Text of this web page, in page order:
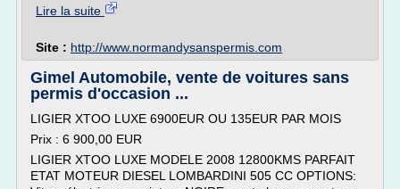
Lire la suite
Site : http://www.normandysanspermis.com
Gimel Automobile, vente de voitures sans
permis d'occasion ...
LIGIER XTOO LUXE 6900EUR OU 135EUR PAR MOIS
Prix : 6 900,00 EUR
LIGIER XTOO LUXE MODELE 2008 12800KMS PARFAIT
ETAT MOTEUR DIESEL LOMBARDINI 505 CC OPTIONS: